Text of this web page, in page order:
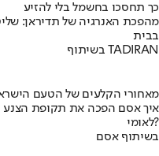
כך תחסכו בחשמל בלי להזיע
מהפכת האנרגיה של תדיראן:
בבית
בשיתוף TADIRAN
מאחורי הקלעים של הטעם
לאומי?
בשיתוף אסם